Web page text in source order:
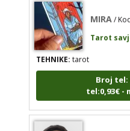
tel:0,93€ -
MIRA/
Tarot
TEHNIKE:tarot
Tarot
TEHNIKE:tarot
tel:0,93€ -